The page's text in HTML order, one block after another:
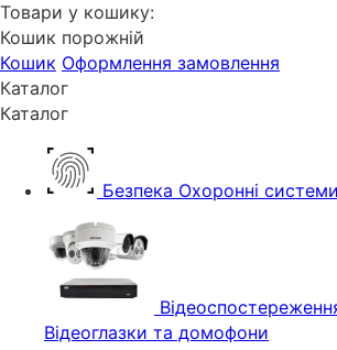
Товари у кошику:
Кошик порожній
Кошик Оформлення замовлення
Каталог
Каталог
Безпека Охоронні
Відеоглазки та домофони